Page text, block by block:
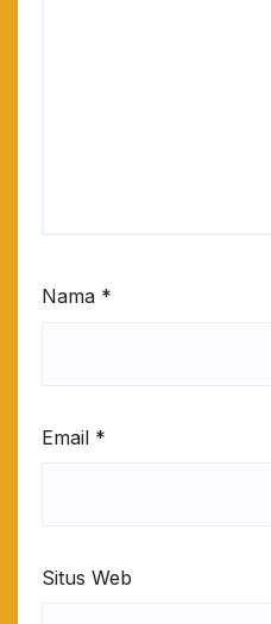
Nama *
Email *
Situs Web